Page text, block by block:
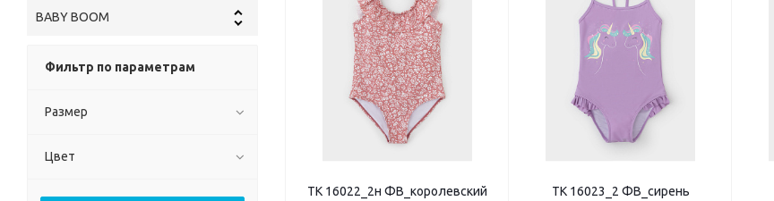
ТК 16022_2н ФВ_королевский
ТК 16023_2 ФВ_сирень
BABY BOOM
Фильтр по параметрам
Размер
Цвет